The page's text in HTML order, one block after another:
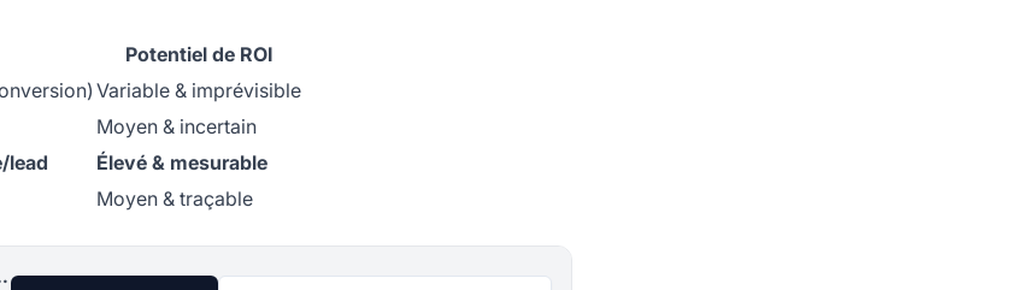
Potentiel de ROI
Variable & imprévisible
Moyen & incertain
lead
Élevé & mesurable
Moyen & traçable
aujourd'hui